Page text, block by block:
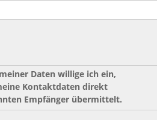
Daten willige ich ein,
Kontaktdaten direkt
Empfänger übermittelt.